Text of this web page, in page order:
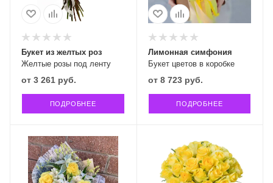
Желтые розы под ленту
Букет из желтых роз
от 3 261 руб.
ПОДРОБНЕЕ
Букет цветов в коробке
Лимонная симфония
от 8 723 руб.
ПОДРОБНЕЕ